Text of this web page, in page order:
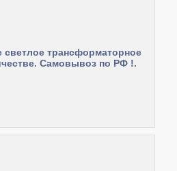
светлое трансформаторное
Самовывоз по РФ !.